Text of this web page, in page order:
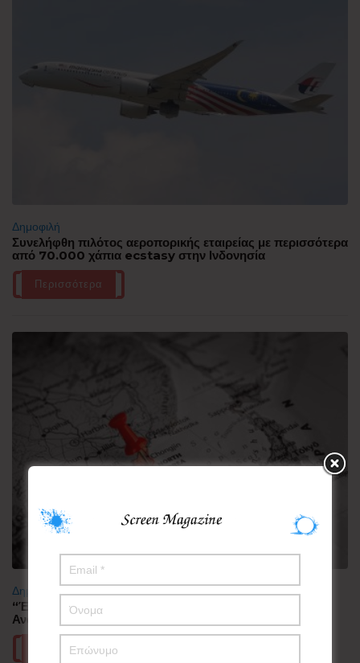
Δημοφιλή
Συνελήφθη πιλότος αεροπορικής εταιρείας με περισσότερα
από 70.000 χάπια ecstasy στην Ινδονησία
Περισσότερα
Δημοφιλή
“Έλιωσε” από τη ζέστη η Κορεατική Χερσόνησος –
Ανάσες δροσιάς αναζητούν οι πολίτες
Περισσότερα